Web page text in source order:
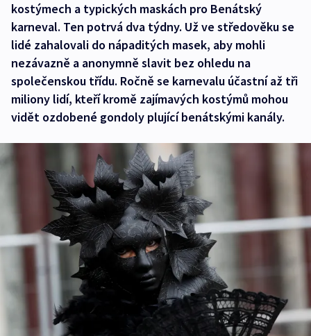
kostýmech a typických maskách pro Benátský
karneval. Ten potrvá dva týdny. Už ve středověku se
lidé zahalovali do nápaditých masek, aby mohli
nezávazně a anonymně slavit bez ohledu na
společenskou třídu. Ročně se karnevalu účastní až tři
miliony lidí, kteří kromě zajímavých kostýmů mohou
vidět ozdobené gondoly plující benátskými kanály.